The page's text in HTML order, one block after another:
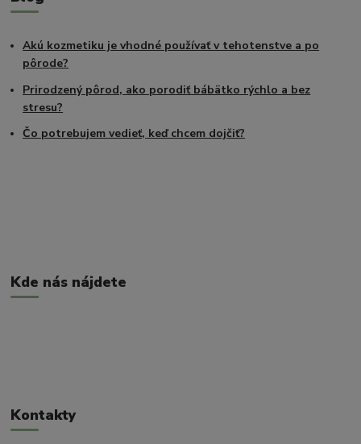
Akú kozmetiku je vhodné používať v tehotenstve a po
pôrode?
Prirodzený pôrod, ako porodiť bábätko rýchlo a bez
stresu?
Čo potrebujem vedieť, keď chcem dojčiť?
Kde nás nájdete
Kontakty